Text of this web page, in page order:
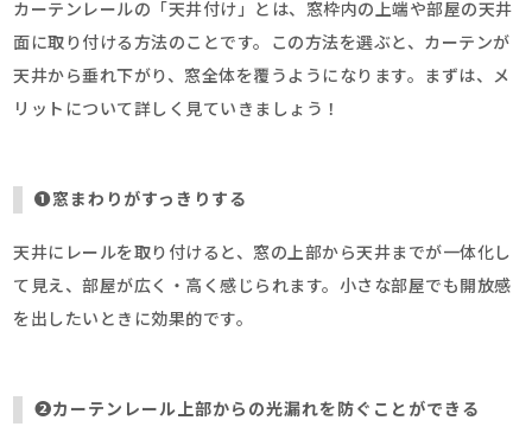
カーテンレールの「天井付け」とは、窓枠内の上端や部屋の天井
面に取り付ける方法のことです。この方法を選ぶと、カーテンが
天井から垂れ下がり、窓全体を覆うようになります。まずは、メ
リットについて詳しく見ていきましょう！
➊窓まわりがすっきりする
天井にレールを取り付けると、窓の上部から天井までが一体化し
て見え、部屋が広く・高く感じられます。小さな部屋でも開放感
を出したいときに効果的です。
➋カーテンレール上部からの光漏れを防ぐことができる